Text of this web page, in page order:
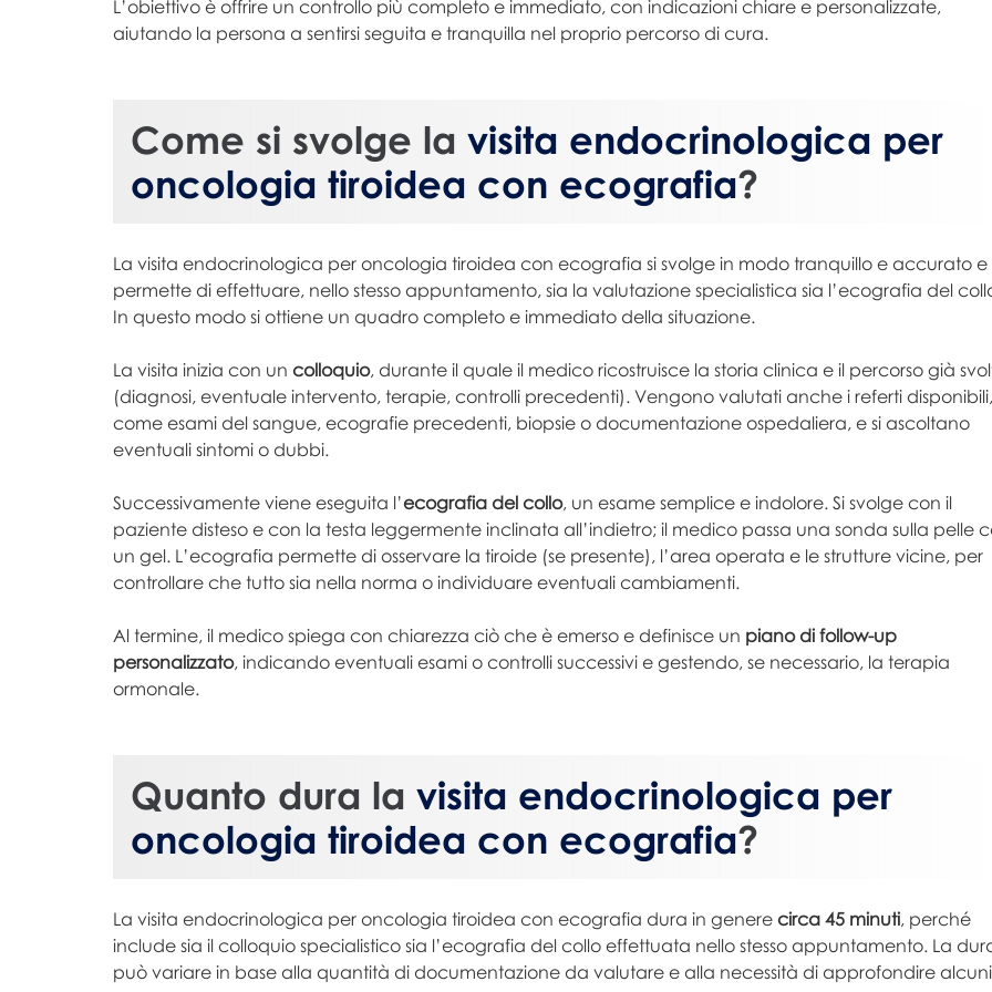
L’obiettivo è offrire un controllo più completo e immediato, con indicazioni chiare e personalizzate,
aiutando la persona a sentirsi seguita e tranquilla nel proprio percorso di cura.
Come si svolge la visita endocrinologica per
oncologia tiroidea con ecografia?
La visita endocrinologica per oncologia tiroidea con ecografia si svolge in modo tranquillo e accurato e
permette di effettuare, nello stesso appuntamento, sia la valutazione specialistica sia l’ecografia del
In questo modo si ottiene un quadro completo e immediato della situazione.
La visita inizia con un colloquio, durante il quale il medico ricostruisce la storia clinica e il percorso già
(diagnosi, eventuale intervento, terapie, controlli precedenti). Vengono valutati anche i referti disponibili,
come esami del sangue, ecografie precedenti, biopsie o documentazione ospedaliera, e si ascoltano
eventuali sintomi o dubbi.
Successivamente viene eseguita l’ecografia del collo, un esame semplice e indolore. Si svolge con il
paziente disteso e con la testa leggermente inclinata all’indietro; il medico passa una sonda sulla pelle
un gel. L’ecografia permette di osservare la tiroide (se presente), l’area operata e le strutture vicine, per
controllare che tutto sia nella norma o individuare eventuali cambiamenti.
Al termine, il medico spiega con chiarezza ciò che è emerso e definisce un piano di follow-up
personalizzato, indicando eventuali esami o controlli successivi e gestendo, se necessario, la terapia
ormonale.
Quanto dura la visita endocrinologica per
oncologia tiroidea con ecografia?
La visita endocrinologica per oncologia tiroidea con ecografia dura in genere circa 45 minuti, perché
include sia il colloquio specialistico sia l’ecografia del collo effettuata nello stesso appuntamento. La
può variare in base alla quantità di documentazione da valutare e alla necessità di approfondire alcuni